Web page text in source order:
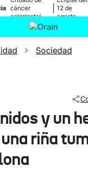
cáncer
colorrectal
12 de
agosto
Actualidad
Ikusmiran
Sociedad
y un
riña